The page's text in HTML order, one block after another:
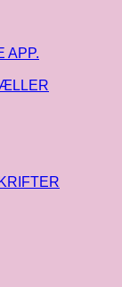
APP.